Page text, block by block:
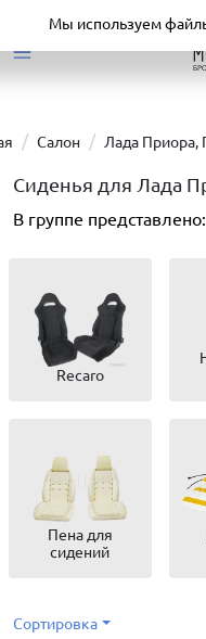
Салон Лада Приора,
Сиденья для Лада
В группе представлено:
Recaro
Пена для
сидений
Сортировка
Мы используем